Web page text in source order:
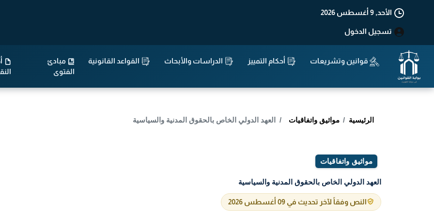
الأحد, 9 أغسطس 2026
تسجيل الدخول
قوانين وتشريعات أحكام التمييز الدراسات والأبحاث القواعد القانونية
مبادئ
الفتوى
الرئيسية مواثيق واتفاقيات العهد الدولي الخاص بالحقوق المدنية والسياسية
مواثيق واتفاقيات
العهد الدولي الخاص بالحقوق المدنية والسياسية
النص وفقاً لآخر تحديث في 09 أغسطس 2026